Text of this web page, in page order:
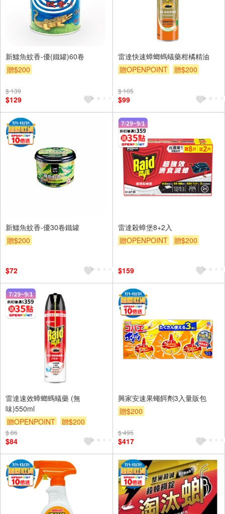
新鱷魚蚊香-優(鐵罐)60卷
贈$200
$ 139
$129
雷達快速蟑螂螞蟻藥柑橘精油
贈OPENPOINT
贈$200
$ 105
$99
新鱷魚蚊香-優30卷鐵罐
贈$200
$72
雷達殺蟑堡8+2入
贈OPENPOINT
贈$200
$159
雷達速效蟑螂螞蟻藥 (無
味)550ml
贈OPENPOINT
贈$200
$ 86
$84
興家安速果蠅餌劑3入量販包
贈$200
$ 495
$417